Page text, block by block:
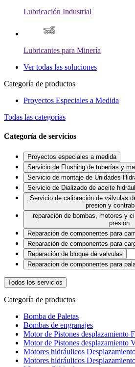
Lubricación Industrial
Lubricantes para Minería
Ver todas las soluciones
Categoría de productos
Proyectos Especiales a Medida
Todas las categorías
Categoría de servicios
Proyectos especiales a medida
Servicio de Flushing de tuberías y
Servicio de montaje de Unidades
Servicio de Dializado de aceite
Servicio de calibración de válvulas
presión y
reparación de bombas, motores y
presión
Reparación de componentes para
Reparación de componentes para
Reparación de bloque de valvulas
Reparacion de componentes para
Todos los servicios
Categoría de productos
Bomba de Paletas
Bombas de engranajes
Motor de Pistones desplazamiento
Motor de Pistones desplazamiento
Motores hidráulicos
Motores hidráulicos